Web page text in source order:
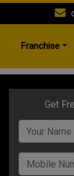
Franchise